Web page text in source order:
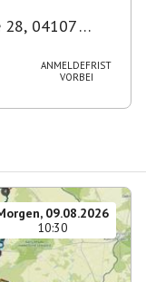
28, 04107
ANMELDEFRIST
VORBEI
09.08.2026
10:30